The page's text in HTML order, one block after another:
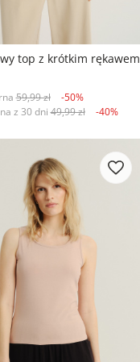
top z krótkim rękawem
59,99 zł
-50%
z 30 dni49,99 zł -40%